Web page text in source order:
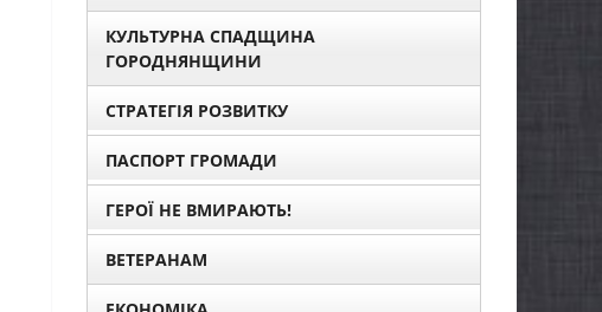
КУЛЬТУРНА СПАДЩИНА
ГОРОДНЯНЩИНИ
СТРАТЕГІЯ РОЗВИТКУ
ПАСПОРТ ГРОМАДИ
ГЕРОЇ НЕ ВМИРАЮТЬ!
ВЕТЕРАНАМ